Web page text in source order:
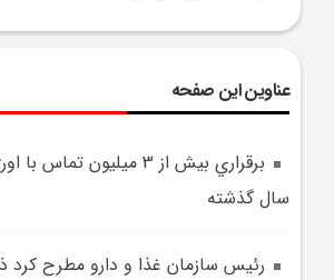
عناوین این صفحه
برقراري بيش از 3 ميليون
سال گذشته
رئيس سازمان غذا و دارو مطرح کرد